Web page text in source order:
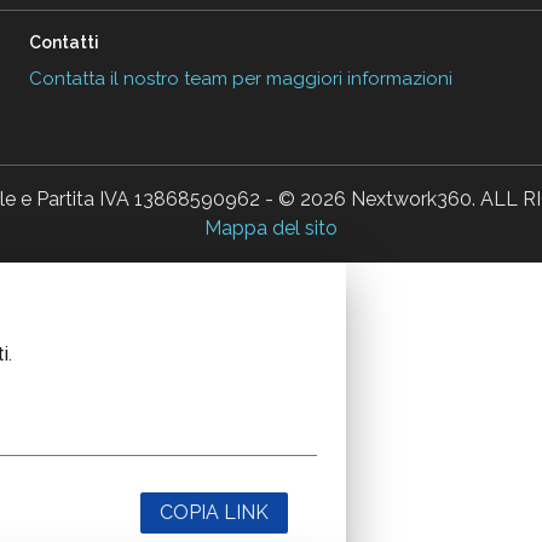
Contatti
Contatta il nostro team per maggiori informazioni
e Partita IVA 13868590962 - © 2026 Nextwork360. ALL
Mappa del sito
COPIA LINK